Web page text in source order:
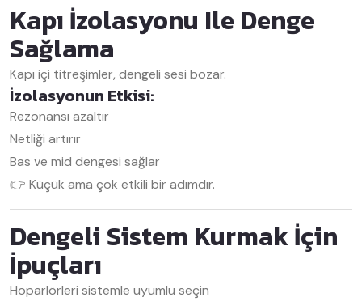
Kapı İzolasyonu Ile Denge
Sağlama
Kapı içi titreşimler, dengeli sesi bozar.
İzolasyonun Etkisi:
Rezonansı azaltır
Netliği artırır
Bas ve mid dengesi sağlar
👉 Küçük ama çok etkili bir adımdır.
Dengeli Sistem Kurmak İçin
İpuçları
Hoparlörleri sistemle uyumlu seçin